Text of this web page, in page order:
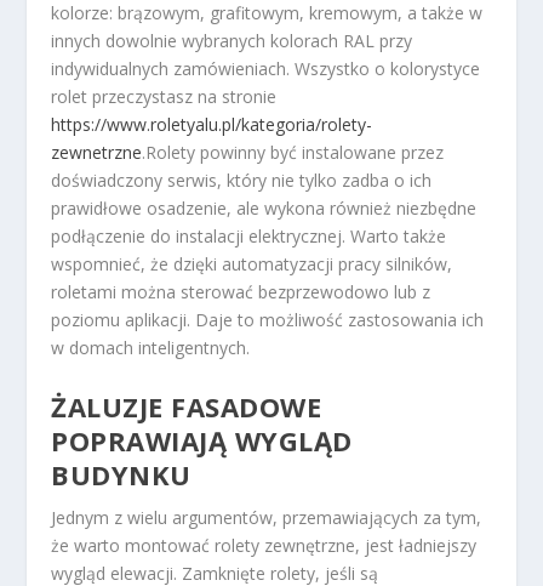
kolorze: brązowym, grafitowym, kremowym, a także w
innych dowolnie wybranych kolorach RAL przy
indywidualnych zamówieniach. Wszystko o kolorystyce
rolet przeczystasz na stronie
https://www.roletyalu.pl/kategoria/rolety-
zewnetrzne.Rolety powinny być instalowane przez
doświadczony serwis, który nie tylko zadba o ich
prawidłowe osadzenie, ale wykona również niezbędne
podłączenie do instalacji elektrycznej. Warto także
wspomnieć, że dzięki automatyzacji pracy silników,
roletami można sterować bezprzewodowo lub z
poziomu aplikacji. Daje to możliwość zastosowania ich
w domach inteligentnych.
ŻALUZJE FASADOWE
POPRAWIAJĄ WYGLĄD
BUDYNKU
Jednym z wielu argumentów, przemawiających za tym,
że warto montować rolety zewnętrzne, jest ładniejszy
wygląd elewacji. Zamknięte rolety, jeśli są